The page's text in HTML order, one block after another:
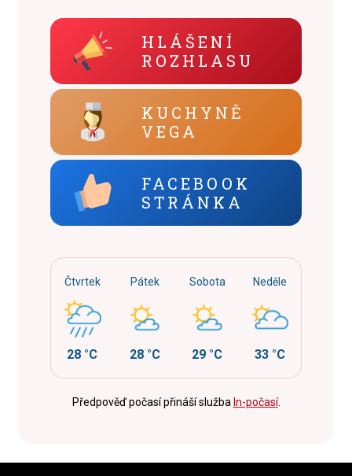
HLÁŠENÍ
ROZHLASU
KUCHYNĚ
VEGA
FACEBOOK
STRÁNKA
Čtvrtek
28 °C
Pátek
28 °C
Sobota
29 °C
Neděle
33 °C
Předpověď počasí přináší služba In-počasí.